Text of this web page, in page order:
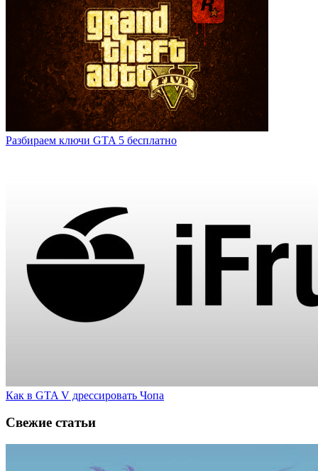
Разбираем ключи GTA 5 бесплатно
Как в GTA V дрессировать Чопа
Свежие статьи